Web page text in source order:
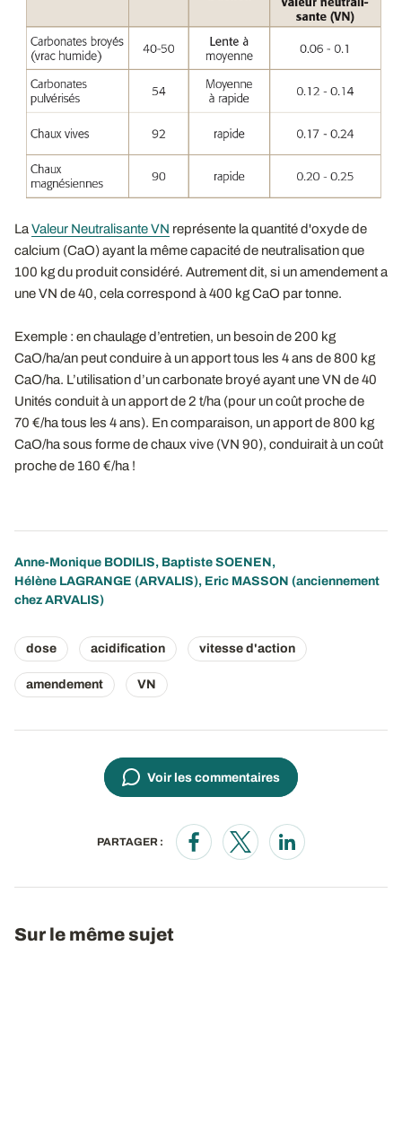
LaValeur Neutralisante VN représente la quantité d'oxyde de
calcium (CaO) ayant la même capacité de neutralisation que
100 kg du produit considéré. Autrement dit, si un amendement a
une VN de 40, cela correspond à 400 kg CaO par tonne.
Exemple : en chaulage d’entretien, un besoin de 200 kg
CaO/ha/an peut conduire à un apport tous les 4 ans de 800 kg
CaO/ha. L’utilisation d’un carbonate broyé ayant une VN de 40
Unités conduit à un apport de 2 t/ha (pour un coût proche de
70 €/ha tous les 4 ans). En comparaison, un apport de 800 kg
CaO/ha sous forme de chaux vive (VN 90), conduirait à un coût
proche de 160 €/ha !
Anne-Monique BODILIS, Baptiste SOENEN,
Hélène LAGRANGE (ARVALIS), Eric MASSON (anciennement
chez ARVALIS)
dose acidification vitesse d'action
amendement VN
Voir les commentaires
PARTAGER :
Opens in a new window
Opens in a new window
Opens in a new
Sur le même sujet